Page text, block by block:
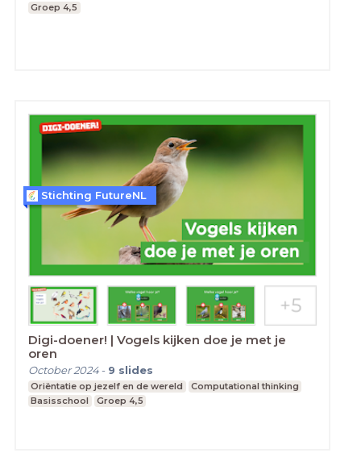
Groep 4,5
Digi-doener! | Vogels kijken doe je met je
oren
October 2024- 9 slides
Oriëntatie op jezelf en de wereld
Computational thinking
Basisschool
Groep 4,5
Stichting FutureNL